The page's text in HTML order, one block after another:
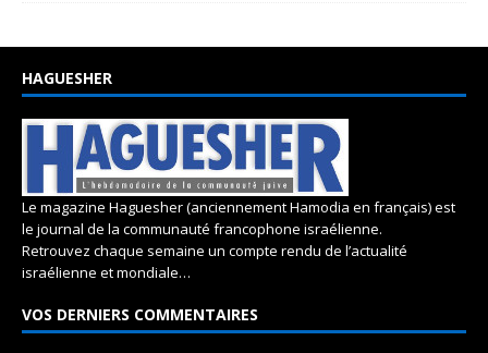
HAGUESHER
Le magazine Haguesher (anciennement Hamodia en français) est
le journal de la communauté francophone israélienne.
Retrouvez chaque semaine un compte rendu de l’actualité
israélienne et mondiale…
VOS DERNIERS COMMENTAIRES